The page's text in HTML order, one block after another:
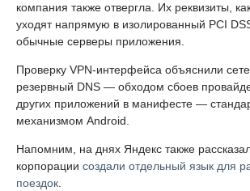
компания также отвергла. Их реквизиты,
уходят напрямую в изолированный PCI
обычные серверы приложения.
Проверку VPN-интерфейса объяснили
резервный DNS — обходом сбоев
других приложений в манифесте —
механизмом Android.
Напомним, на днях Яндекс также
корпорации создали отдельный язык для
поездок.